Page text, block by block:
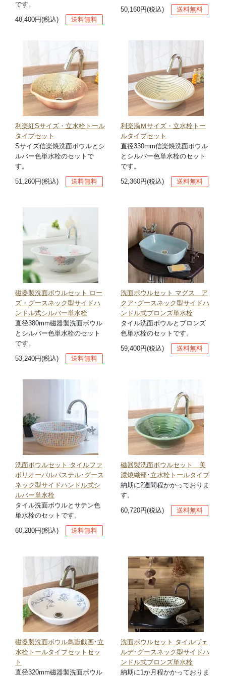
です。
48,400円(税込)
送料無料
50,160円(税込)
送料無料
利楽紅Sサイズ・立水栓トール
タイプセット
Sサイズ信楽焼洗面ボウルとシ
ルバー色単水栓のセットで
す。
51,260円(税込)
送料無料
利楽渦Ｍサイズ・立水栓トー
ルタイプセット
直径330mm信楽焼洗面ボウル
とシルバー色単水栓のセット
です。
52,360円(税込)
送料無料
磁器製洗面ボウルセット ロー
ズ・グースネック型サイドハ
ンドル式シルバー単水栓
直径380mm磁器製洗面ボウル
とシルバー色単水栓のセット
です。
53,240円(税込)
送料無料
洗面ボウルセット マグス ア
クア･グースネック型サイドハ
ンドル式ブロンズ単水栓
タイル洗面ボウルとブロンズ
色単水栓のセットです。
59,400円(税込)
送料無料
洗面ボウルセット タイルファ
ボリオーバルパステル･グース
ネック型サイドハンドル式シ
ルバー単水栓
タイル洗面ボウルとサテン色
単水栓のセットです。
60,280円(税込)
送料無料
磁器製洗面ボウルセット 美
濃焼織部･立水栓トールタイプ
納期に2週間程かかっておりま
す。
60,720円(税込)
送料無料
磁器製洗面ボウル鳥獣戯画･立
水栓トールタイプセットセッ
ト
直径320mm磁器製洗面ボウル
洗面ボウルセット タイルヴェ
ルデ･グースネック型サイドハ
ンドル式ブロンズ単水栓
納期に1か月程かかっておりま